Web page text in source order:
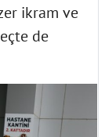
ikram ve
de